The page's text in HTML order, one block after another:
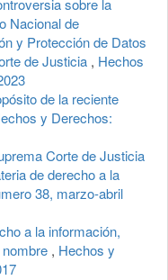
sobre la
Nacional de
y Protección de Datos
de Justicia , Hechos
de la reciente
y Derechos:
Corte de Justicia
de derecho a la
38, marzo-abril
a la información,
, Hechos y